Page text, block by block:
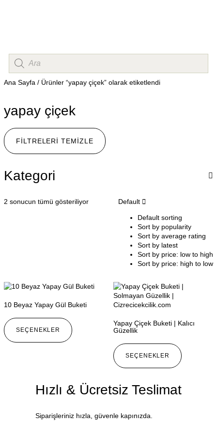
Ana Sayfa / Ürünler “yapay çiçek” olarak etiketlendi
yapay çiçek
FILTRELERI TEMIZLE
Kategori
2 sonucun tümü gösteriliyor Default
Default sorting
Sort by popularity
Sort by average rating
Sort by latest
Sort by price: low to high
Sort by price: high to low
10 Beyaz Yapay Gül Buketi
SEÇENEKLER
Yapay Çiçek Buketi | Kalıcı
Güzellik
SEÇENEKLER
Hızlı & Ücretsiz Teslimat
Siparişleriniz hızla, güvenle kapınızda.